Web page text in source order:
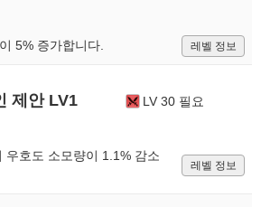
5% 증가합니다. 레벨 정보
제안 LV1 LV 30 필요
우호도 소모량이 1.1% 감소
레벨 정보